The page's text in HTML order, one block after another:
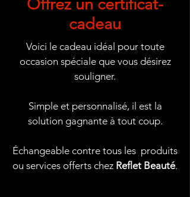
Offrez un certificat-
cadeau
Voici le cadeau idéal pour toute
occasion spéciale que vous désirez
souligner.
Simple et personnalisé, il est la
solution gagnante à tout coup.
Échangeable contre tous les produits
ou services offerts chez Reflet Beauté.